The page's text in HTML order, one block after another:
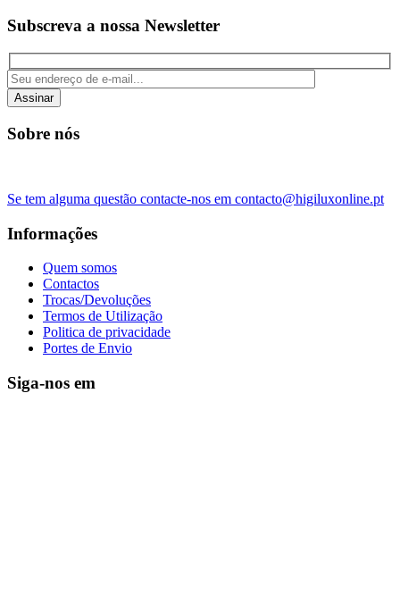
Subscreva a nossa Newsletter
Assinar
Sobre nós
Se tem alguma questão contacte-nos em contacto@higiluxonline.pt
Informações
Quem somos
Contactos
Trocas/Devoluções
Termos de Utilização
Politica de privacidade
Portes de Envio
Siga-nos em